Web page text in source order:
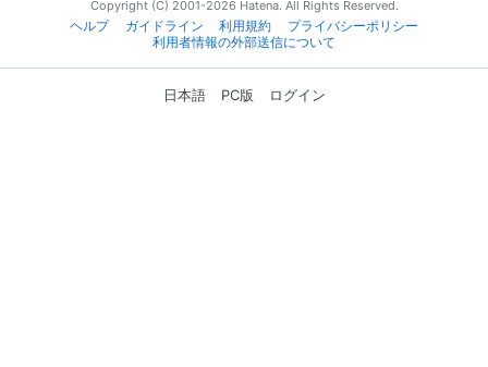
Copyright (C) 2001-2026 Hatena. All Rights Reserved.
ヘルプ
ガイドライン 利用規約
プライバシーポリシー
利用者情報の外部送信について
日本語 PC版 ログイン